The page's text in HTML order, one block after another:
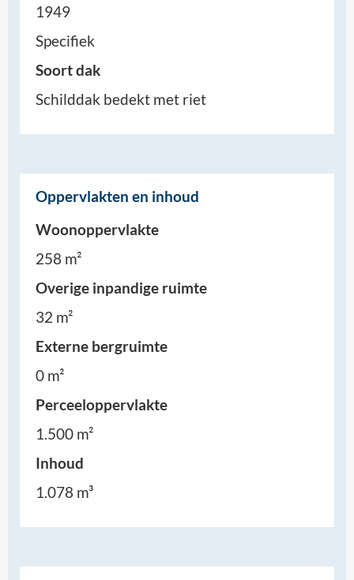
1949
Specifiek
Soort dak
Schilddak bedekt met riet
Oppervlakten en inhoud
Woonoppervlakte
258 m²
Overige inpandige ruimte
32 m²
Externe bergruimte
0 m²
Perceeloppervlakte
1.500 m²
Inhoud
1.078 m³